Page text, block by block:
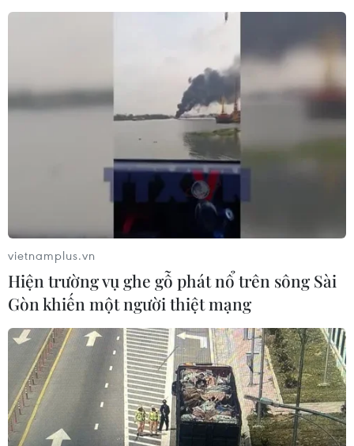
vietnamplus.vn
Hiện trường vụ ghe gỗ phát nổ trên sông Sài
Gòn khiến một người thiệt mạng